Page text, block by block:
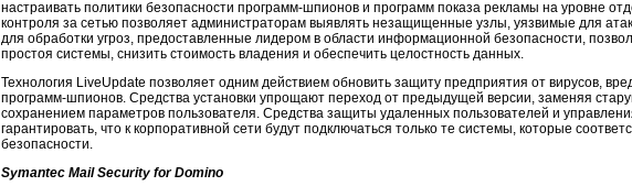
настраивать политики безопасности программ-шпионов и программ показа рекламы на уровне
контроля за сетью позволяет администраторам выявлять незащищенные узлы, уязвимые для
для обработки угроз, предоставленные лидером в области информационной безопасности,
простоя системы, снизить стоимость владения и обеспечить целостность данных.
Технология LiveUpdate позволяет одним действием обновить защиту предприятия от вирусов,
программ-шпионов. Средства установки упрощают переход от предыдущей версии, заменяя
сохранением параметров пользователя. Средства защиты удаленных пользователей и
гарантировать, что к корпоративной сети будут подключаться только те системы, которые
безопасности.
Symantec Mail Security for Domino